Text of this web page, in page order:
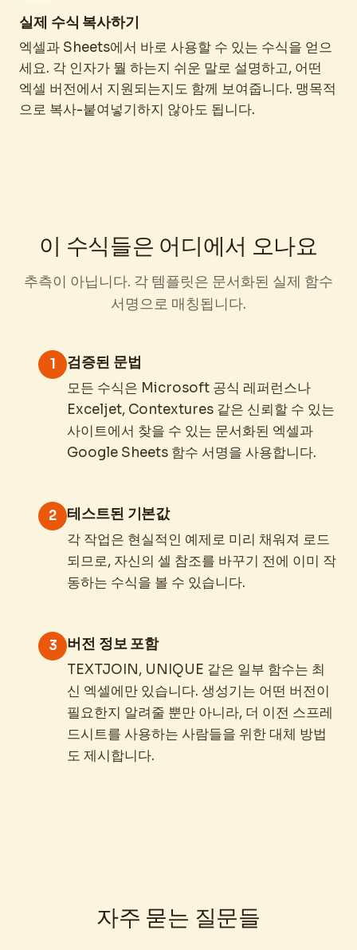
실제 수식 복사하기
엑셀과 Sheets에서 바로 사용할 수 있는 수식을 얻으
세요. 각 인자가 뭘 하는지 쉬운 말로 설명하고, 어떤
엑셀 버전에서 지원되는지도 함께 보여줍니다. 맹목적
으로 복사-붙여넣기하지 않아도 됩니다.
이 수식들은 어디에서 오나요
추측이 아닙니다. 각 템플릿은 문서화된 실제 함수
서명으로 매칭됩니다.
1 검증된 문법
모든 수식은 Microsoft 공식 레퍼런스나
Exceljet, Contextures 같은 신뢰할 수 있는
사이트에서 찾을 수 있는 문서화된 엑셀과
Google Sheets 함수 서명을 사용합니다.
2 테스트된 기본값
각 작업은 현실적인 예제로 미리 채워져 로드
되므로, 자신의 셀 참조를 바꾸기 전에 이미 작
동하는 수식을 볼 수 있습니다.
3 버전 정보 포함
TEXTJOIN, UNIQUE 같은 일부 함수는 최
신 엑셀에만 있습니다. 생성기는 어떤 버전이
필요한지 알려줄 뿐만 아니라, 더 이전 스프레
드시트를 사용하는 사람들을 위한 대체 방법
도 제시합니다.
자주 묻는 질문들